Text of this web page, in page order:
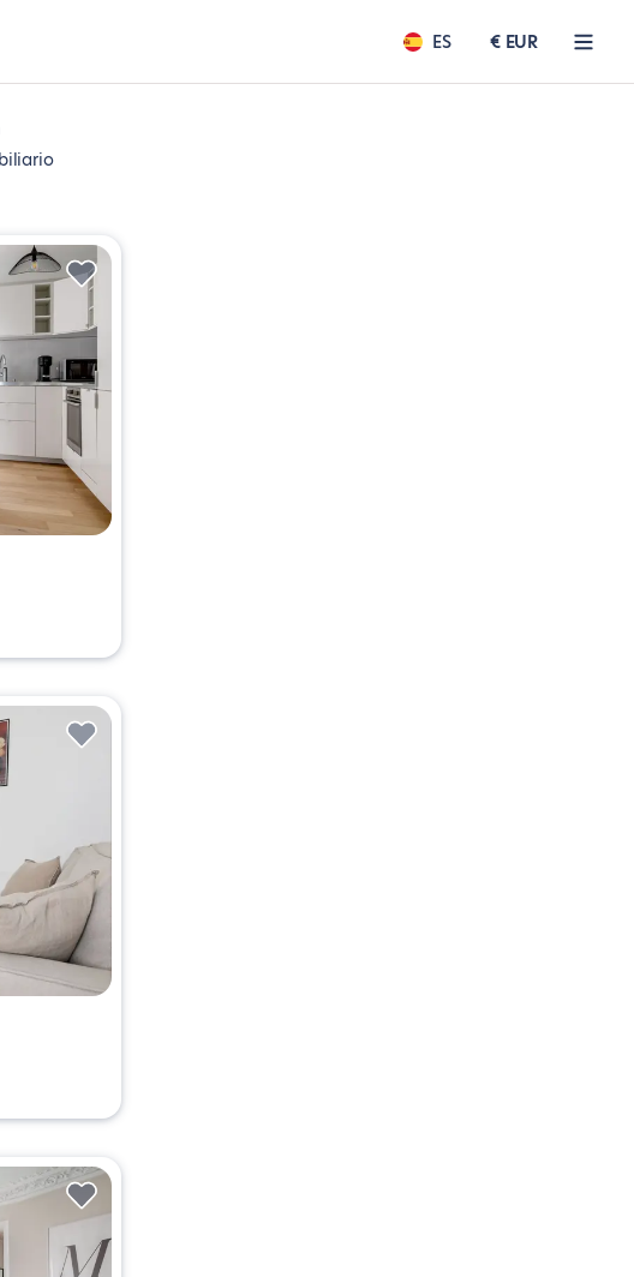
ES € EUR